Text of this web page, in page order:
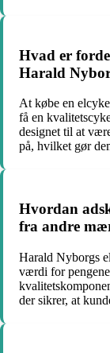
Hvad er
Harald
At købe en
få en
designet til at
på, hvilket gør
Hvordan
fra andre
Harald Nyborgs
værdi for
der sikrer, at